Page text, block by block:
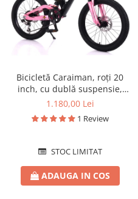
Bicicletă Caraiman, roți 20
inch, cu dublă suspensie,
frâne pe disc, roz
1.180,00 Lei
1 Review
STOC LIMITAT
ADAUGA IN COS